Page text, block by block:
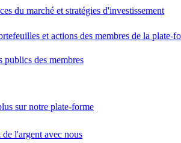
du marché et stratégies d'investissement
et actions des membres de la plate-
publics des membres
sur notre plate-forme
de l'argent avec nous